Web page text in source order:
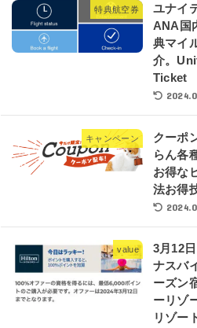
特典航空券
ユナイ
ANA国
典マイ
介。
Ticket
キャンペーン
クーポ
らん各
お得な
法お得
value
3月12
ナスバ
ーズン
ーリゾ
リゾー